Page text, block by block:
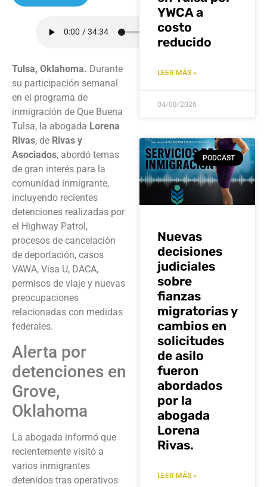
Tulsa, Oklahoma. Durante
su participación semanal
en el programa de
inmigración de Que Buena
Tulsa, la abogada Lorena
Rivas, de Rivas y
Asociados, abordó temas
de gran interés para la
comunidad inmigrante,
incluyendo recientes
detenciones realizadas por
el Highway Patrol,
procesos de cancelación
de deportación, casos
VAWA, Visa U, DACA,
permisos de viaje y nuevas
preocupaciones
relacionadas con medidas
federales.
Alerta por
detenciones en
Grove,
Oklahoma
La abogada informó que
recientemente visitó a
varios inmigrantes
detenidos tras operativos
YWCA a
costo
reducido
LEER MÁS »
04/08/2026
PODCAST
Nuevas
decisiones
judiciales
sobre
fianzas
migratorias y
cambios en
solicitudes
de asilo
fueron
abordados
por la
abogada
Lorena
Rivas.
LEER MÁS »